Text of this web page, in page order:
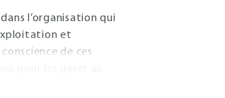
l’organisation qui
et
de ces